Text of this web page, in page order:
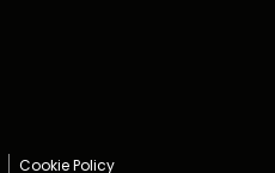
Cookie Policy